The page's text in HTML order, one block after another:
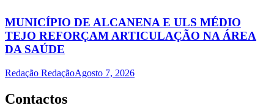
MUNICÍPIO DE ALCANENA E ULS MÉDIO
TEJO REFORÇAM ARTICULAÇÃO NA ÁREA
DA SAÚDE
Redação RedaçãoAgosto 7, 2026
Contactos